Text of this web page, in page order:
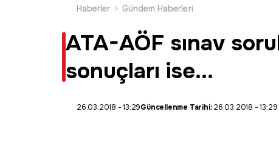
Haberler
Gündem Haberleri
ATA-AÖF sınav
sonuçları ise...
26.03.2018 - 13:29Güncellenme Tarihi:26.03.2018 - 13:29